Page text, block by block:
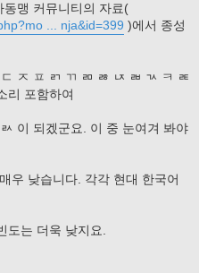
맹 커뮤니티의 자료(
... nja&id=399 )에서 종성
ㅈ ㅍ ㄺ ㄲ ㄻ ㅀ ㄵ ㄼ ㄳ ㅋ ㄾ
리 포함하여
이 되겠군요. 이 중 눈여겨 봐야
우 낮습니다. 각각 현대 한국어
도는 더욱 낮지요.